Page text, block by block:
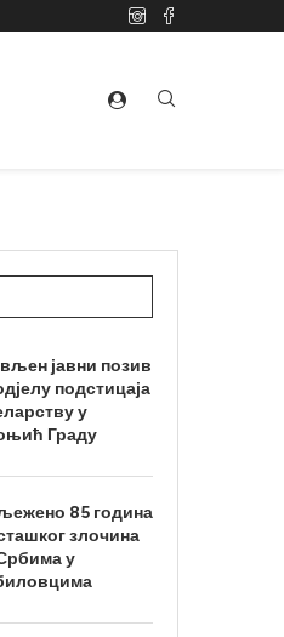
јавни позив
подстицаја
у
Граду
85 година
злочина
у